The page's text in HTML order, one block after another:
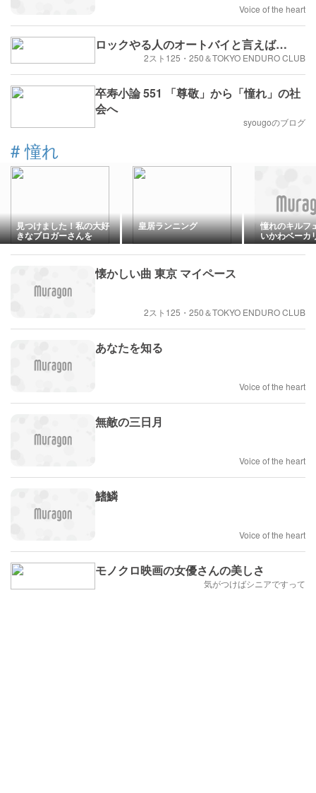
Voice of the heart
ロックやる人のオートバイと言えば…
2スト125・250＆TOKYO ENDURO CLUB
卒寿小論 551 「尊敬」から「憧れ」の社
会へ
syougoのブログ
# 憧れ
見つけました！私の大好
きなブロガーさんを
皇居ランニング 憧れのキルフ
いかわベーカ
懐かしい曲 東京 マイペース
2スト125・250＆TOKYO ENDURO CLUB
あなたを知る
Voice of the heart
無敵の三日月
Voice of the heart
鰭鱗
Voice of the heart
モノクロ映画の女優さんの美しさ
気がつけばシニアですって